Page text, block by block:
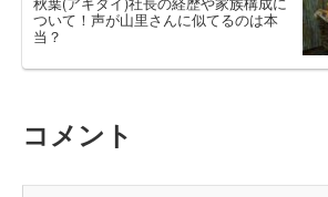
ついて！声が山里さんに似てるのは本
当？
コメント